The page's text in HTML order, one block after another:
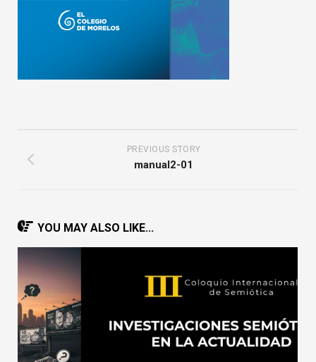
PREVIOUS STORY
manual2-01
YOU MAY ALSO LIKE...